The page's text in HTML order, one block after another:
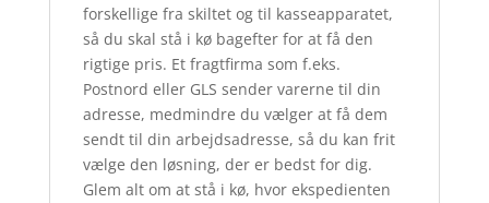
forskellige fra skiltet og til kasseapparatet,
så du skal stå i kø bagefter for at få den
rigtige pris. Et fragtfirma som f.eks.
Postnord eller GLS sender varerne til din
adresse, medmindre du vælger at få dem
sendt til din arbejdsadresse, så du kan frit
vælge den løsning, der er bedst for dig.
Glem alt om at stå i kø, hvor ekspedienten